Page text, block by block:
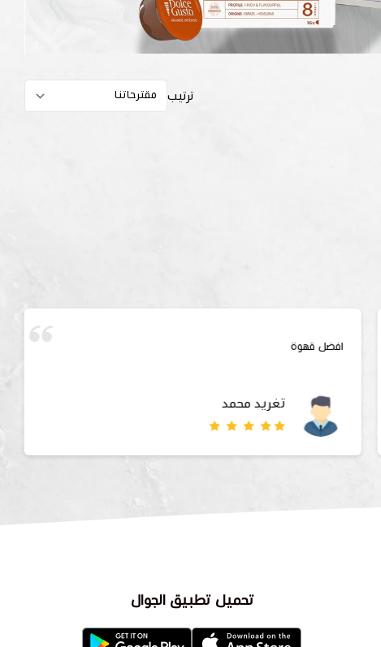
ترتيب
افضل قهوة
تغريد محمد
تحميل تطبيق الجوال